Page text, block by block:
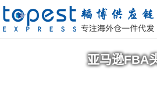
亚马逊FBA